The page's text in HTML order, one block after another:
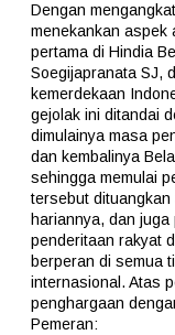
Dengan
menekankan aspek
pertama di Hindia
Soegijapranata SJ,
kemerdekaan
gejolak ini ditandai
dimulainya masa
dan kembalinya
sehingga memulai
tersebut
hariannya, dan
penderitaan rakyat
berperan di semua
internasional. Atas
penghargaan
Pemeran: